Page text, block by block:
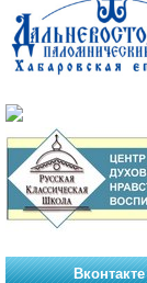
Вконтакте